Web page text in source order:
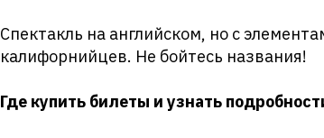
Спектакль на английском, но с
калифорнийцев. Не бойтесь названия!
Где купить билеты и узнать